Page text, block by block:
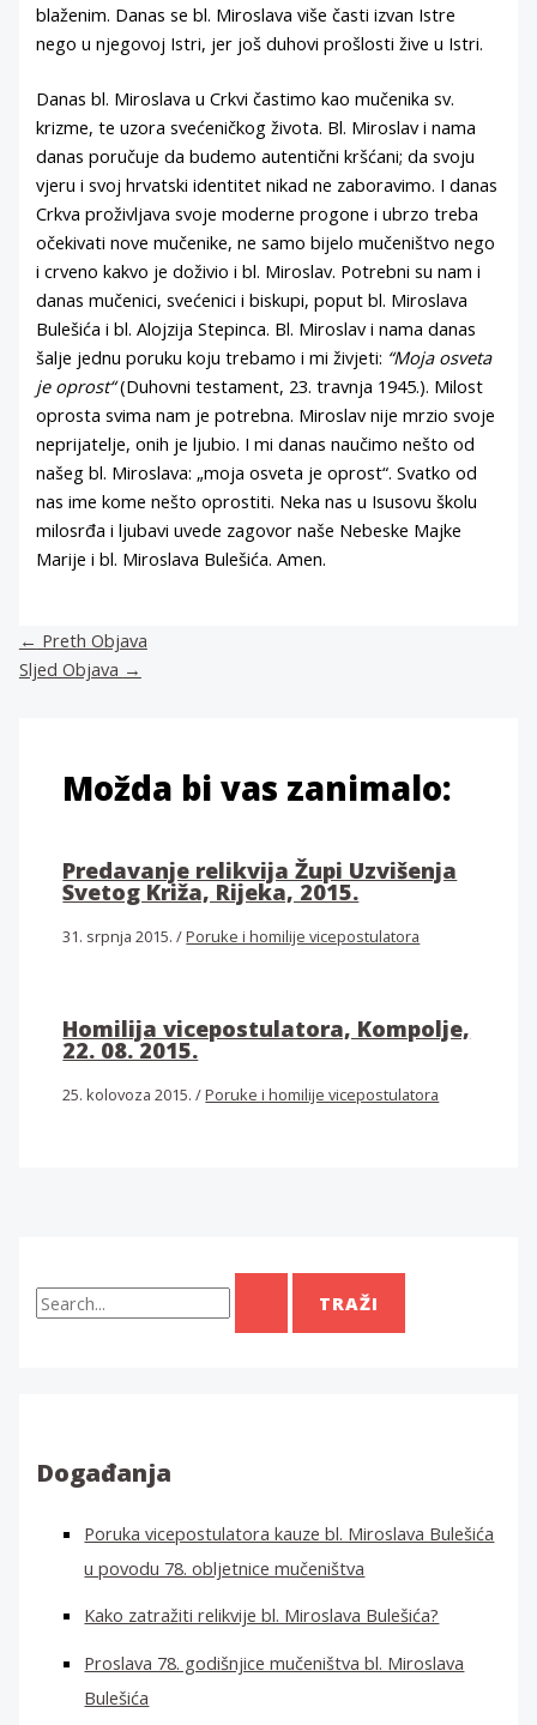
blaženim. Danas se bl. Miroslava više časti izvan Istre
nego u njegovoj Istri, jer još duhovi prošlosti žive u Istri.
Danas bl. Miroslava u Crkvi častimo kao mučenika sv.
krizme, te uzora svećeničkog života. Bl. Miroslav i nama
danas poručuje da budemo autentični kršćani; da svoju
vjeru i svoj hrvatski identitet nikad ne zaboravimo. I danas
Crkva proživljava svoje moderne progone i ubrzo treba
očekivati nove mučenike, ne samo bijelo mučeništvo nego
i crveno kakvo je doživio i bl. Miroslav. Potrebni su nam i
danas mučenici, svećenici i biskupi, poput bl. Miroslava
Bulešića i bl. Alojzija Stepinca. Bl. Miroslav i nama danas
šalje jednu poruku koju trebamo i mi živjeti: “Moja osveta
je oprost“(Duhovni testament, 23. travnja 1945.). Milost
oprosta svima nam je potrebna. Miroslav nije mrzio svoje
neprijatelje, onih je ljubio. I mi danas naučimo nešto od
našeg bl. Miroslava: „moja osveta je oprost“. Svatko od
nas ime kome nešto oprostiti. Neka nas u Isusovu školu
milosrđa i ljubavi uvede zagovor naše Nebeske Majke
Marije i bl. Miroslava Bulešića. Amen.
← Preth Objava
Sljed Objava →
Možda bi vas zanimalo:
Predavanje relikvija Župi Uzvišenja
Svetog Križa, Rijeka, 2015.
31. srpnja 2015./Poruke i homilije vicepostulatora
Homilija vicepostulatora, Kompolje,
22. 08. 2015.
25. kolovoza 2015./Poruke i homilije vicepostulatora
T
r
:Događanja
Poruka vicepostulatora kauze bl. Miroslava Bulešića
u povodu 78. obljetnice mučeništva
Kako zatražiti relikvije bl. Miroslava Bulešića?
Proslava 78. godišnjice mučeništva bl. Miroslava
Bulešića